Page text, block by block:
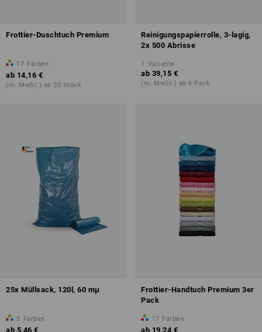
Frottier-Duschtuch Premium
17 Farben
ab 14,16 €
(m. MwSt.) ab 20 Stück
Reinigungspapierrolle, 3-lagig,
2x 500 Abrisse
1 Variante
ab 39,15 €
(m. MwSt.) ab 6 Pack
25x Müllsack, 120l, 60 mμ
5 Farben
ab 5,46 €
Frottier-Handtuch Premium 3er
Pack
17 Farben
ab 19,24 €